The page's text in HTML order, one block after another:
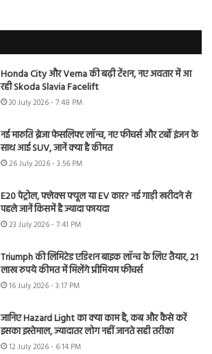
Honda City और Verna की बढ़ी टेंशन, नए अवतार में आ
रही Skoda Slavia Facelift
30 July 2026 - 7:48 PM
नई मारुति ब्रेजा फेसलिफ्ट लॉन्च, नए फीचर्स और टर्बो इंजन के
साथ आई SUV, जानें क्या है कीमत
26 July 2026 - 3:56 PM
E20 पेट्रोल, फ्लेक्स फ्यूल या EV कार? नई गाड़ी खरीदने से
पहले जानें किसमें है ज्यादा फायदा
23 July 2026 - 7:41 PM
Triumph की लिमिटेड एडिशन बाइक लॉन्च के लिए तैयार, 21
लाख रुपये कीमत में मिलेंगे प्रीमियम फीचर्स
16 July 2026 - 3:17 PM
जानिए Hazard Light का क्या काम है, कब और कैसे करें
इसका इस्तेमाल, ज्यादातर लोग नहीं जानते सही तरीका
12 July 2026 - 6:14 PM